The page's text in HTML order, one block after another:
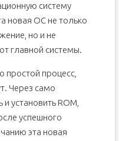
систему
новая ОС не только
но и не
главной системы.
простой процесс,
Через само
установить ROM,
успешного
эта новая